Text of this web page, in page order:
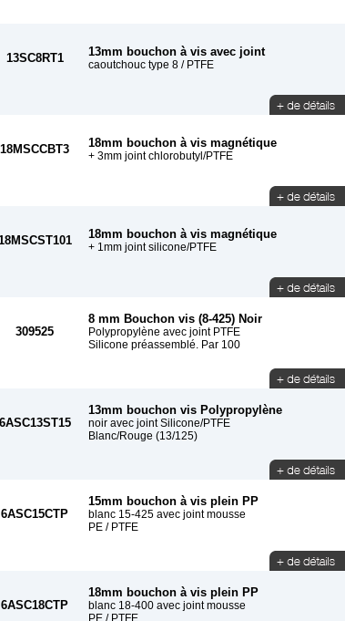
13SC8RT1 13mm bouchon à vis avec joint
caoutchouc type 8 / PTFE
18MSCCBT3 18mm bouchon à vis magnétique
+ 3mm joint chlorobutyl/PTFE
18mm bouchon à vis magnétique
+ 1mm joint silicone/PTFE
309525
8 mm Bouchon vis (8-425) Noir
Polypropylène avec joint PTFE
Silicone préassemblé. Par 100
6ASC13ST15
13mm bouchon vis Polypropylène
noir avec joint Silicone/PTFE
Blanc/Rouge (13/125)
6ASC15CTP
15mm bouchon à vis plein PP
blanc 15-425 avec joint mousse
PE / PTFE
6ASC18CTP
18mm bouchon à vis plein PP
blanc 18-400 avec joint mousse
PE / PTFE